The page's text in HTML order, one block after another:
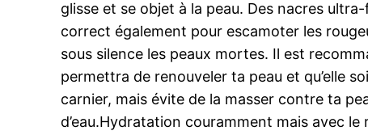
glisse et se objet à la peau. Des nacres
correct également pour escamoter les
sous silence les peaux mortes. Il est
permettra de renouveler ta peau et qu’elle
carnier, mais évite de la masser contre ta
d’eau.Hydratation couramment mais avec